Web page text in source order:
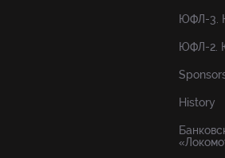
ЮФЛ-3.
ЮФЛ-2.
History